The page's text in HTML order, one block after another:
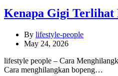
Kenapa Gigi Terlihat
By lifestyle-people
May 24, 2026
lifestyle people – Cara
Cara menghilangkan bopeng…